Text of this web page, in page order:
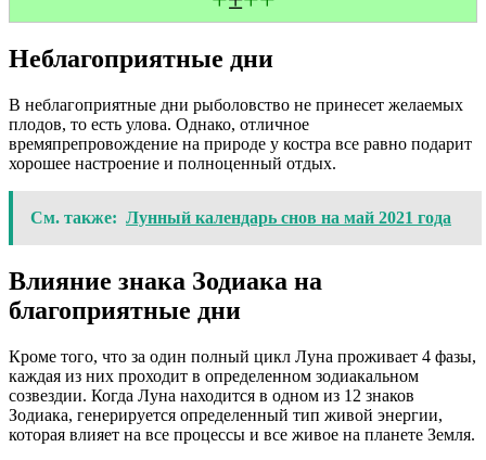
Неблагоприятные дни
В неблагоприятные дни рыболовство не принесет желаемых
плодов, то есть улова. Однако, отличное
времяпрепровождение на природе у костра все равно подарит
хорошее настроение и полноценный отдых.
См. также: Лунный календарь снов на май 2021 года
Влияние знака Зодиака на
благоприятные дни
Кроме того, что за один полный цикл Луна проживает 4 фазы,
каждая из них проходит в определенном зодиакальном
созвездии. Когда Луна находится в одном из 12 знаков
Зодиака, генерируется определенный тип живой энергии,
которая влияет на все процессы и все живое на планете Земля.